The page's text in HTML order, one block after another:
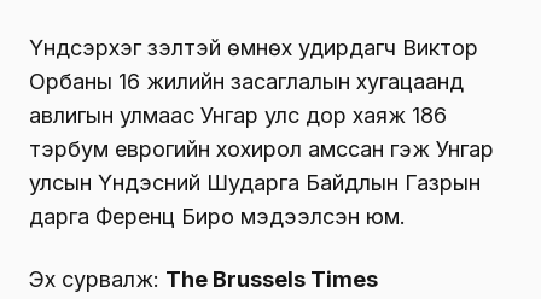
Үндсэрхэг үзэлтэй өмнөх удирдагч Виктор
Орбаны 16 жилийн засаглалын хугацаанд
авлигын улмаас Унгар улс дор хаяж 186
тэрбум еврогийн хохирол амссан гэж Унгар
улсын Үндэсний Шударга Байдлын Газрын
дарга Ференц Биро мэдээлсэн юм.
Эх сурвалж: The Brussels Times